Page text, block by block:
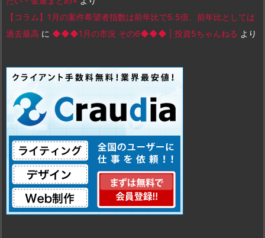
【コラム】1月の案件希望者指数は前年比で5.5倍、前年比としては
過去最高 に ◆◆◆1月の市況 その6◆◆◆ | 投資5ちゃんねる より